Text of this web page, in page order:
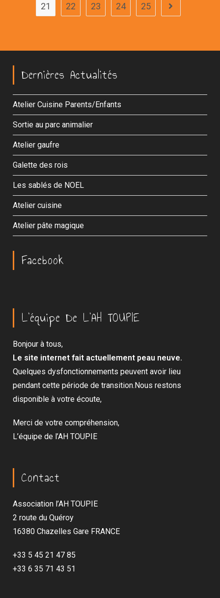
21
22 23 24 25 Aller à la page
Dernières Actualités
Atelier Cuisine Parents/Enfants
Sortie au parc animalier
Atelier gaufre
Galette des rois
Les sablés de NOEL
Atelier cuisine
Atelier pâte magique
Facebook
L’équipe De L’AH TOUPIE
Bonjour à tous,
Le site internet fait actuellement peau neuve.
Quelques dysfonctionnements peuvent avoir lieu
pendant cette période de transition.Nous restons
disponible à votre écoute,
Merci de votre compréhension,
L’équipe de l’AH TOUPIE
Contact
Association l’AH TOUPIE
2 route du Quéroy
16380 Chazelles Gare FRANCE
+33 5 45 21 47 85
+33 6 35 71 43 51